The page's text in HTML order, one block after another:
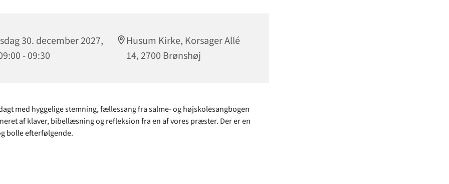
30. december 2027,
- 09:30
Husum Kirke, Korsager Allé
14, 2700 Brønshøj
med hyggelige stemning, fællessang fra salme- og højskolesangbogen
af klaver, bibellæsning og refleksion fra en af vores præster. Der er en
bolle efterfølgende.